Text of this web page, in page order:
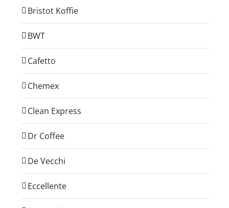
Bristot Koffie
BWT
Cafetto
Chemex
Clean Express
Dr Coffee
De Vecchi
Eccellente